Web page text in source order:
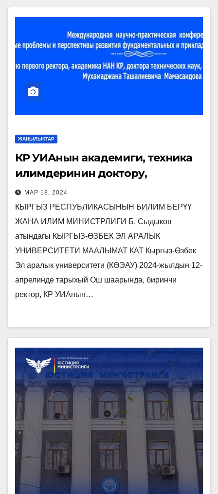
ЖАҢЫЛЫКТАР
КР УИАнын академиги, техника
илимдеринин доктору,
профессор жана көрүнүктүү коомдук
ишмер М.Т. Мамасаидовдун 75
жылдыгына арналган
«Санариптештирүү доорунда
колдонмо жана
фундаменталдык илимдеринин
актуалдуу көйгөйлөрү жана өнүгүү
перспективалары» аттуу эл
конференция
МАР 18, 2024
КЫРГЫЗ РЕСПУБЛИКАСЫНЫН БИЛИМ БЕРҮҮ
ЖАНА ИЛИМ МИНИСТРЛИГИ Б. Сыдыков
атындагы КЫРГЫЗ-ӨЗБЕК ЭЛ АРАЛЫК
УНИВЕРСИТЕТИ МААЛЫМАТ КАТ Кыргыз-Өзбек
Эл аралык университети (КӨЭАУ) 2024-жылдын 12-
апрелинде тарыхый Ош шаарында, биринчи
ректор, КР УИАнын…